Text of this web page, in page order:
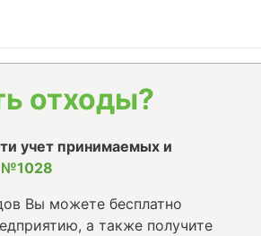
отходы?
учет принимаемых и
№1028
Вы можете бесплатно
а также получите